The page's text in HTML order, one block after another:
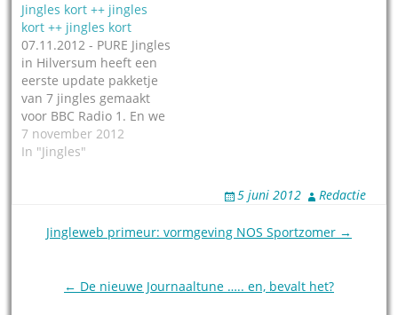
zomerstijl, als ook in
'gewone' stijl voor de
rest van het jaar, een
zogeheten 'all year
round version'. Slim
concept. Luister naar de
demo.…
Jingles kort ++ jingles
kort ++ jingles kort
07.11.2012 - PURE Jingles
in Hilversum heeft een
eerste update pakketje
van 7 jingles gemaakt
voor BBC Radio 1. En we
kunnen niet anders
zeggen: het zijn
op basis waarvan de
vooral…
7 november 2012
In "Jingles"
5 juni 2012 Redactie
PostJingleweb primeur: vormgeving NOS Sportzomer →
← De nieuwe Journaaltune ….. en, bevalt het?